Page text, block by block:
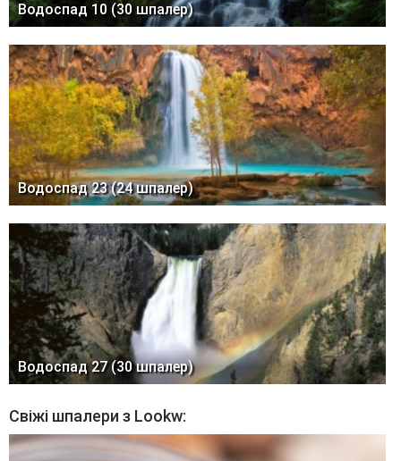
Водоспад 10 (30 шпалер)
Водоспад 23 (24 шпалер)
Водоспад 27 (30 шпалер)
Свіжі шпалери з Lookw: